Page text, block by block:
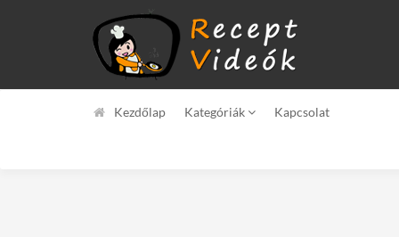
Kezdőlap Kategóriák Kapcsolat